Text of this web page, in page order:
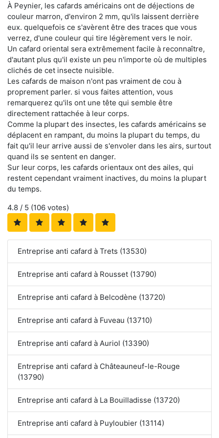
À Peynier, les cafards américains ont de déjections de
couleur marron, d'environ 2 mm, qu'ils laissent derrière
eux. quelquefois ce s'avèrent être des traces que vous
verrez, d'une couleur qui tire légèrement vers le noir.
Un cafard oriental sera extrêmement facile à reconnaître,
d'autant plus qu'il existe un peu n'importe où de multiples
clichés de cet insecte nuisible.
Les cafards de maison n'ont pas vraiment de cou à
proprement parler. si vous faites attention, vous
remarquerez qu'ils ont une tête qui semble être
directement rattachée à leur corps.
Comme la plupart des insectes, les cafards américains se
déplacent en rampant, du moins la plupart du temps, du
fait qu'il leur arrive aussi de s'envoler dans les airs, surtout
quand ils se sentent en danger.
Sur leur corps, les cafards orientaux ont des ailes, qui
restent cependant vraiment inactives, du moins la plupart
du temps.
4.8 / 5 (106 votes)
Entreprise anti cafard à Trets (13530)
Entreprise anti cafard à Rousset (13790)
Entreprise anti cafard à Belcodène (13720)
Entreprise anti cafard à Fuveau (13710)
Entreprise anti cafard à Auriol (13390)
Entreprise anti cafard à Châteauneuf-le-Rouge
(13790)
Entreprise anti cafard à La Bouilladisse (13720)
Entreprise anti cafard à Puyloubier (13114)